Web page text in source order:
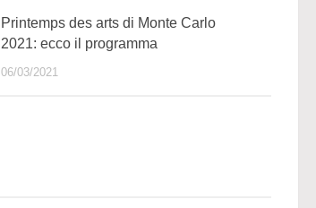
Printemps des arts di Monte Carlo
2021: ecco il programma
06/03/2021